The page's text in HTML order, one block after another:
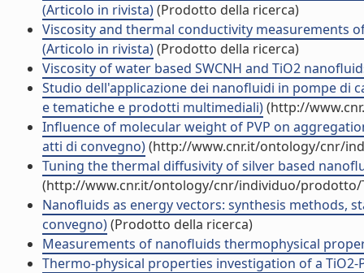
(Articolo in rivista)(Prodotto della ricerca)
Viscosity and thermal conductivity measurements
(Articolo in rivista)(Prodotto della ricerca)
Viscosity of water based SWCNH and TiO2
Studio dell'applicazione dei nanofluidi in pompe di
e tematiche e prodotti multimediali)(http://
Influence of molecular weight of PVP on
atti di convegno)(http://www.cnr.it/ontology/cnr/
Tuning the thermal diffusivity of silver based
(http://www.cnr.it/ontology/cnr/individuo/prodotto/
Nanofluids as energy vectors: synthesis methods,
convegno)(Prodotto della ricerca)
Measurements of nanofluids thermophysical
Thermo-physical properties investigation of a